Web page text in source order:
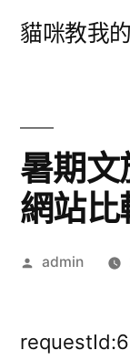
貓咪教我
暑期文
網站比
作
admin